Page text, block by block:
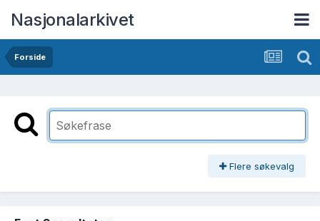
Nasjonalarkivet
Forside
Flere søkevalg